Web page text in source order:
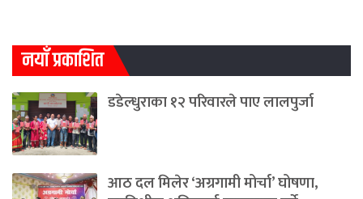
नयाँ प्रकाशित
डडेल्धुराका १२ परिवारले पाए लालपुर्जा
आठ दल मिलेर ‘अग्रगामी मोर्चा’ घोषणा,